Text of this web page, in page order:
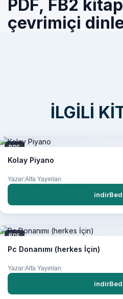
PDF, FB2
çevrimiçi
İLGILI
PDF
Kolay Piyano
Yazar:Alfa Yayınları
PDF
Pc Donanımı (herkes İçin)
Yazar:Alfa Yayınları